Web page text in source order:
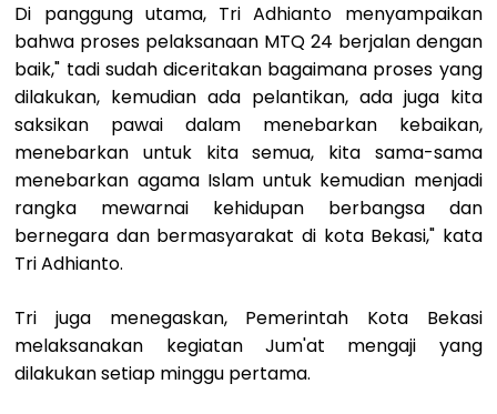
Di panggung utama, Tri Adhianto menyampaikan
bahwa proses pelaksanaan MTQ 24 berjalan dengan
baik," tadi sudah diceritakan bagaimana proses yang
dilakukan, kemudian ada pelantikan, ada juga kita
saksikan pawai dalam menebarkan kebaikan,
menebarkan untuk kita semua, kita sama-sama
menebarkan agama Islam untuk kemudian menjadi
rangka mewarnai kehidupan berbangsa dan
bernegara dan bermasyarakat di kota Bekasi," kata
Tri Adhianto.
Tri juga menegaskan, Pemerintah Kota Bekasi
melaksanakan kegiatan Jum'at mengaji yang
dilakukan setiap minggu pertama.